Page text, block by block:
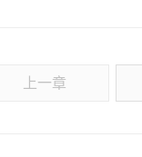
上一章